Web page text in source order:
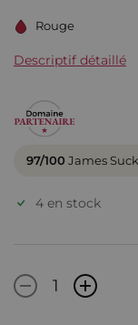
Rouge
Descriptif détaillé
97/100 James
4 en stock
- +